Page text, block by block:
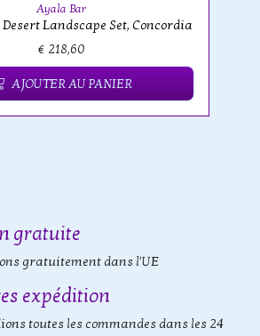
Ayala Bar
Landscape Set, Concordia
€ 218,60
AJOUTER AU PANIER
gratuite
gratuitement dans l'UE
expédition
toutes les commandes dans les 24